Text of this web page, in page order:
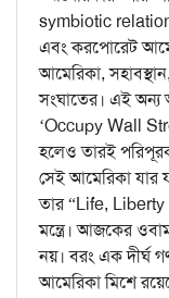
symbiotic
এবং করপোরেট
আমেরিকা,
সংঘাতের। এই
‘Occupy Wall
হলেও তারই
সেই আমেরিকা যার
তার “Life,
মন্ত্রে। আজকের
নয়। বরং এক দীর্ঘ
আমেরিকা মিশে